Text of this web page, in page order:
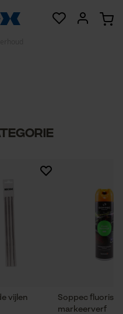
vijlen
Soppec
markeerverf